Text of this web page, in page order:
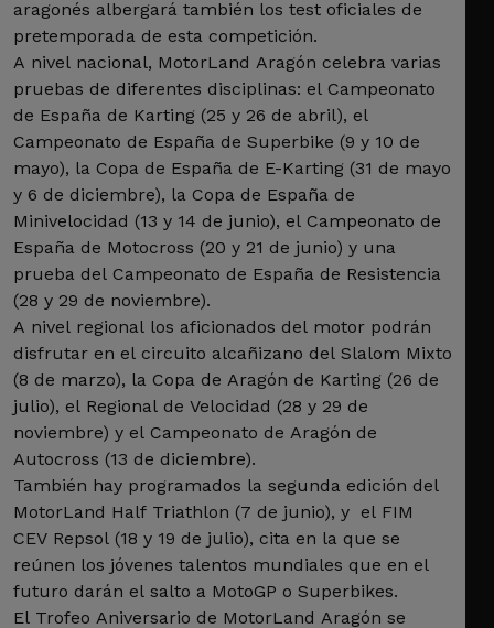
aragonés albergará también los test oficiales de
pretemporada de esta competición.
A nivel nacional, MotorLand Aragón celebra varias
pruebas de diferentes disciplinas: el Campeonato
de España de Karting (25 y 26 de abril), el
Campeonato de España de Superbike (9 y 10 de
mayo), la Copa de España de E-Karting (31 de mayo
y 6 de diciembre), la Copa de España de
Minivelocidad (13 y 14 de junio), el Campeonato de
España de Motocross (20 y 21 de junio) y una
prueba del Campeonato de España de Resistencia
(28 y 29 de noviembre).
A nivel regional los aficionados del motor podrán
disfrutar en el circuito alcañizano del Slalom Mixto
(8 de marzo), la Copa de Aragón de Karting (26 de
julio), el Regional de Velocidad (28 y 29 de
noviembre) y el Campeonato de Aragón de
Autocross (13 de diciembre).
También hay programados la segunda edición del
MotorLand Half Triathlon (7 de junio), y el FIM
CEV Repsol (18 y 19 de julio), cita en la que se
reúnen los jóvenes talentos mundiales que en el
futuro darán el salto a MotoGP o Superbikes.
El Trofeo Aniversario de MotorLand Aragón se